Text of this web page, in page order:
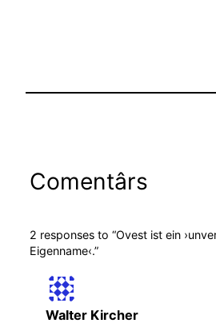
Comentârs
2 responses to “Ovest ist ein
Eigenname‹.”
Walter Kircher